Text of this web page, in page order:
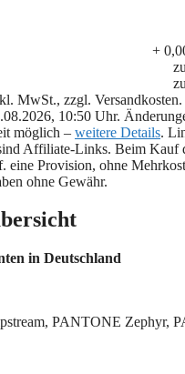
+
MwSt., zzgl. Versandkosten.
10:50 Uhr.
möglich – weitere Details.
Affiliate-Links. Beim Kauf
eine Provision, ohne
ohne Gewähr.
in Deutschland
PANTONE Zephyr,